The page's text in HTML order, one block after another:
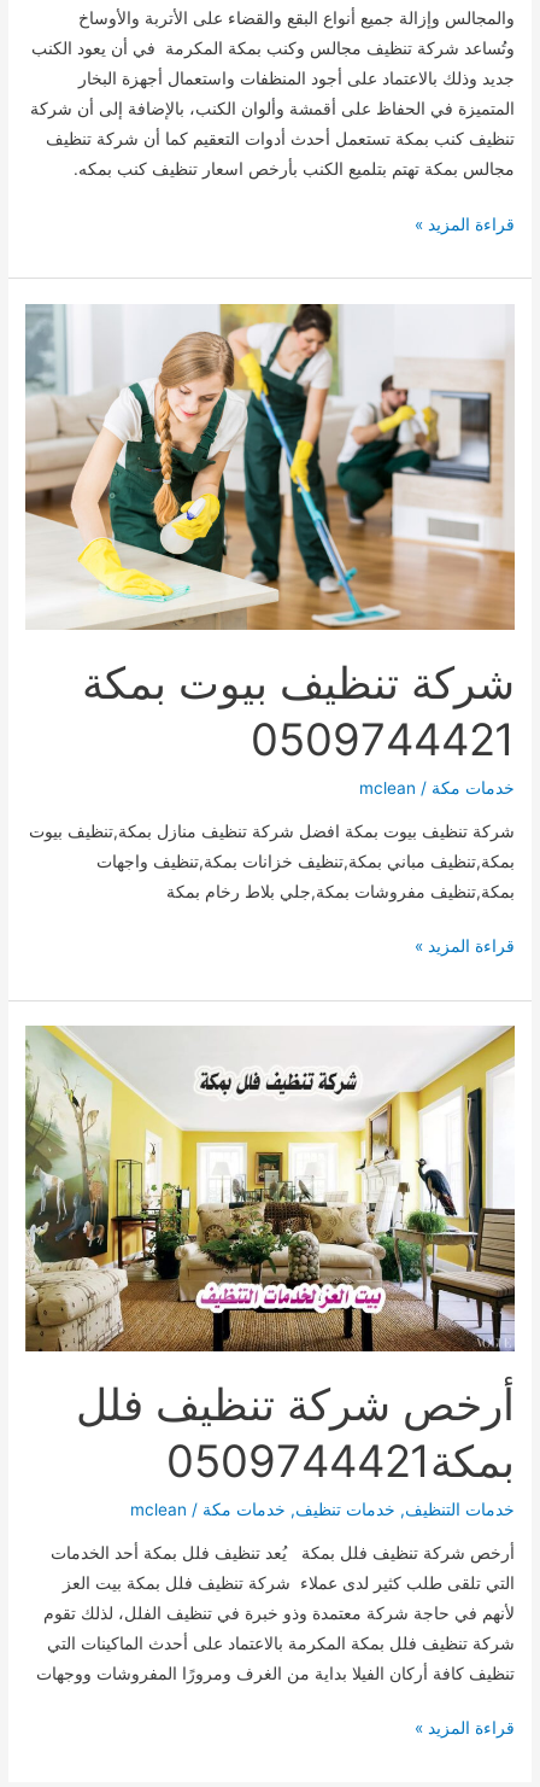
والمجالس وإزالة جميع أنواع البقع والقضاء على الأتربة والأوساخ
وتُساعد شركة تنظيف مجالس وكنب بمكة المكرمة في أن يعود الكنب
جديد وذلك بالاعتماد على أجود المنظفات واستعمال أجهزة البخار
المتميزة في الحفاظ على أقمشة وألوان الكنب، بالإضافة إلى أن شركة
تنظيف كنب بمكة تستعمل أحدث أدوات التعقيم كما أن شركة تنظيف
مجالس بمكة تهتم بتلميع الكنب بأرخص اسعار تنظيف كنب بمكه.
شركة
مجالس
قراءة المزيد »
شركة تنظيف بيوت بمكة
0509744421
خدمات مكة /
mclean
شركة تنظيف بيوت بمكة افضل شركة تنظيف منازل بمكة,تنظيف بيوت
بمكة,تنظيف مباني بمكة,تنظيف خزانات بمكة,تنظيف واجهات
بمكة,تنظيف مفروشات بمكة,جلي بلاط رخام بمكة
شركة
بيوت
بمكة
0509744421
قراءة المزيد »
أرخص شركة تنظيف فلل
بمكة0509744421
خدمات التنظيف, خدمات تنظيف, خدمات مكة /
mclean
أرخص شركة تنظيف فلل بمكة يُعد تنظيف فلل بمكة أحد الخدمات
التي تلقى طلب كثير لدى عملاء شركة تنظيف فلل بمكة بيت العز
لأنهم في حاجة شركة معتمدة وذو خبرة في تنظيف الفلل، لذلك تقوم
شركة تنظيف فلل بمكة المكرمة بالاعتماد على أحدث الماكينات التي
تنظيف كافة أركان الفيلا بداية من الغرف ومرورًا المفروشات ووجهات
أرخص
قراءة المزيد »